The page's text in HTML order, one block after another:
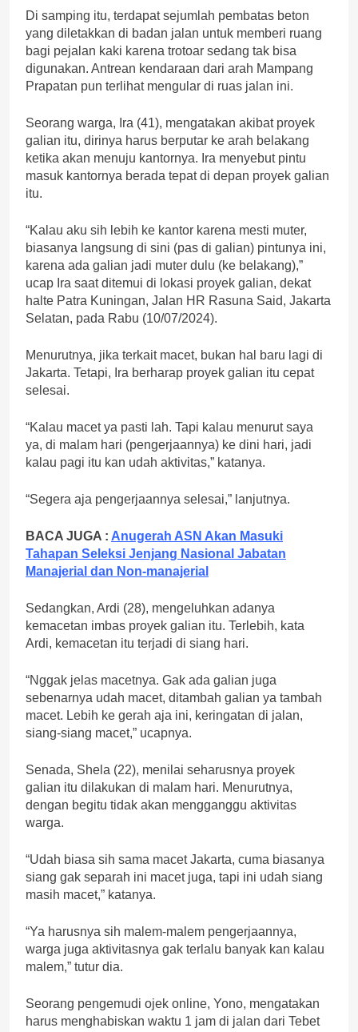
Di samping itu, terdapat sejumlah pembatas beton
yang diletakkan di badan jalan untuk memberi ruang
bagi pejalan kaki karena trotoar sedang tak bisa
digunakan. Antrean kendaraan dari arah Mampang
Prapatan pun terlihat mengular di ruas jalan ini.
Seorang warga, Ira (41), mengatakan akibat proyek
galian itu, dirinya harus berputar ke arah belakang
ketika akan menuju kantornya. Ira menyebut pintu
masuk kantornya berada tepat di depan proyek galian
itu.
“Kalau aku sih lebih ke kantor karena mesti muter,
biasanya langsung di sini (pas di galian) pintunya ini,
karena ada galian jadi muter dulu (ke belakang),”
ucap Ira saat ditemui di lokasi proyek galian, dekat
halte Patra Kuningan, Jalan HR Rasuna Said, Jakarta
Selatan, pada Rabu (10/07/2024).
Menurutnya, jika terkait macet, bukan hal baru lagi di
Jakarta. Tetapi, Ira berharap proyek galian itu cepat
selesai.
“Kalau macet ya pasti lah. Tapi kalau menurut saya
ya, di malam hari (pengerjaannya) ke dini hari, jadi
kalau pagi itu kan udah aktivitas,” katanya.
“Segera aja pengerjaannya selesai,” lanjutnya.
BACA JUGA : Anugerah ASN Akan Masuki
Tahapan Seleksi Jenjang Nasional Jabatan
Manajerial dan Non-manajerial
Sedangkan, Ardi (28), mengeluhkan adanya
kemacetan imbas proyek galian itu. Terlebih, kata
Ardi, kemacetan itu terjadi di siang hari.
“Nggak jelas macetnya. Gak ada galian juga
sebenarnya udah macet, ditambah galian ya tambah
macet. Lebih ke gerah aja ini, keringatan di jalan,
siang-siang macet,” ucapnya.
Senada, Shela (22), menilai seharusnya proyek
galian itu dilakukan di malam hari. Menurutnya,
dengan begitu tidak akan mengganggu aktivitas
warga.
“Udah biasa sih sama macet Jakarta, cuma biasanya
siang gak separah ini macet juga, tapi ini udah siang
masih macet,” katanya.
“Ya harusnya sih malem-malem pengerjaannya,
warga juga aktivitasnya gak terlalu banyak kan kalau
malem,” tutur dia.
Seorang pengemudi ojek online, Yono, mengatakan
harus menghabiskan waktu 1 jam di jalan dari Tebet